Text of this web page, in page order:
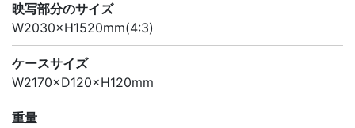
映写部分のサイズ
W2030×H1520mm(4:3)
ケースサイズ
W2170×D120×H120mm
重量